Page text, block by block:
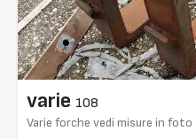
varie 108
Varie forche vedi misure in foto